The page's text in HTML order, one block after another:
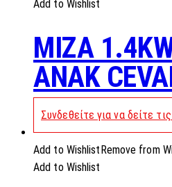
Add to Wishlist
MIZA
ANAK
Συνδεθείτε για να δείτε
Add to Wishlist Remove from
Add to Wishlist